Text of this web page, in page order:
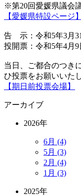
※第20回愛媛県議会
【愛媛県特設ページ】
告 示：令和5年3月
投開票：令和5年4月9
当日、ご都合のつき
ひ投票をお願いいた
【期日前投票会場】
アーカイブ
2026年
6月 (4)
5月 (3)
2月 (4)
1月 (3)
2025年